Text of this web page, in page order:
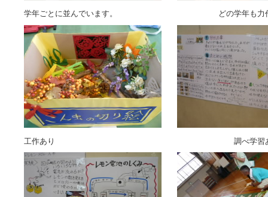
学年ごとに並んでいます。 どの学年も力作
工作あり 調べ学習あ